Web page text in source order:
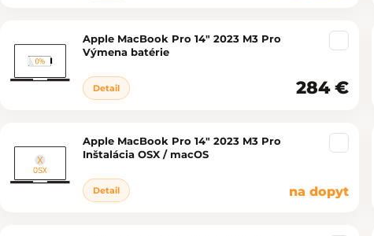
Apple MacBook Pro 14" 2023 M3 Pro
Výmena batérie
Detail 284 €
Apple MacBook Pro 14" 2023 M3 Pro
Inštalácia OSX / macOS
Detail na dopyt